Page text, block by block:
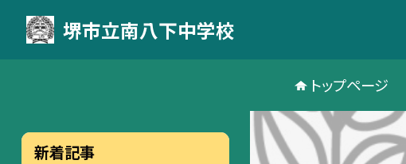
堺市立南八下中学校
トップページ
新着記事